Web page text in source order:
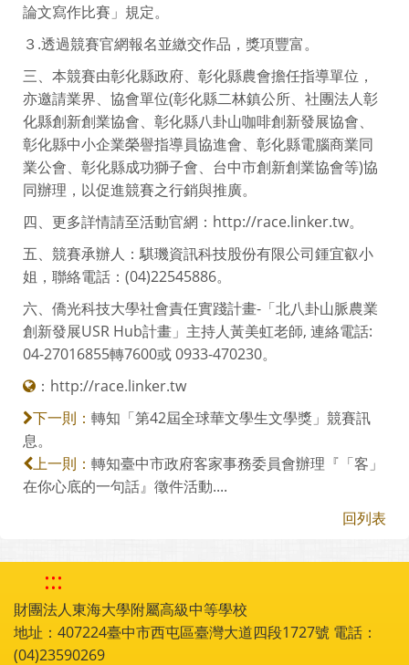
論文寫作比賽」規定。
３.透過競賽官網報名並繳交作品，獎項豐富。
三、本競賽由彰化縣政府、彰化縣農會擔任指導單位，
亦邀請業界、協會單位(彰化縣二林鎮公所、社團法人彰
化縣創新創業協會、彰化縣八卦山咖啡創新發展協會、
彰化縣中小企業榮譽指導員協進會、彰化縣電腦商業同
業公會、彰化縣成功獅子會、台中市創新創業協會等)協
同辦理，以促進競賽之行銷與推廣。
四、更多詳情請至活動官網：http://race.linker.tw。
五、競賽承辦人：騏璣資訊科技股份有限公司鍾宜叡小
姐，聯絡電話：(04)22545886。
六、僑光科技大學社會責任實踐計畫-「北八卦山脈農業
創新發展USR Hub計畫」主持人黃美虹老師, 連絡電話:
04-27016855轉7600或 0933-470230。
： http://race.linker.tw
下一則： 轉知「第42屆全球華文學生文學獎」競賽訊
息。
上一則： 轉知臺中市政府客家事務委員會辦理『「客」
在你心底的一句話』徵件活動....
回列表
:::
財團法人東海大學附屬高級中等學校
地址：407224臺中市西屯區臺灣大道四段1727號 電話：
(04)23590269